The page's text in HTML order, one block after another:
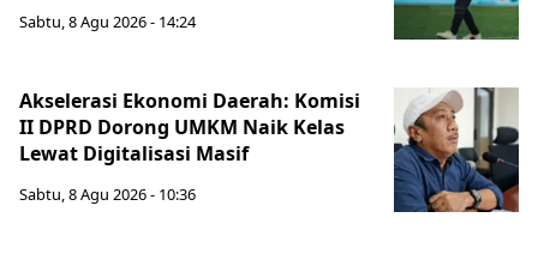
Sabtu, 8 Agu 2026 - 14:24
Akselerasi Ekonomi Daerah: Komisi
II DPRD Dorong UMKM Naik Kelas
Lewat Digitalisasi Masif
Sabtu, 8 Agu 2026 - 10:36